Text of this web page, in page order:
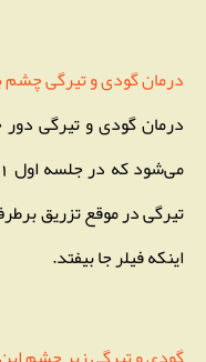
درمان گودی و تیرگی چشم
درمان گودی و تیرگی دور
اینکه فیلر جا بیفتد.